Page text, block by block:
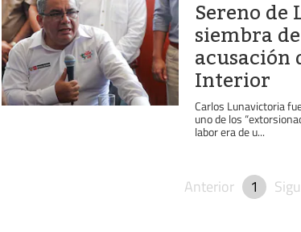
Sereno de
siembra
acusación
Interior
Carlos Lunavictoria
uno de los
labor era de u...
Anterior 1